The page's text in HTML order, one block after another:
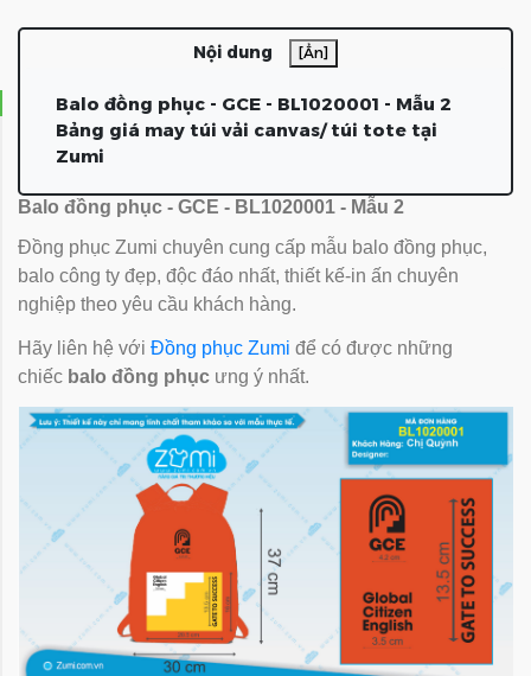
Nội dung [Ẩn]
Balo đồng phục - GCE - BL1020001 - Mẫu 2
Bảng giá may túi vải canvas/ túi tote tại
Zumi
Balo đồng phục - GCE - BL1020001 - Mẫu 2
Đồng phục Zumi chuyên cung cấp mẫu balo đồng phục,
balo công ty đẹp, độc đáo nhất, thiết kế-in ấn chuyên
nghiệp theo yêu cầu khách hàng.
Hãy liên hệ với Đồng phục Zumi để có được những
chiếc balo đồng phục ưng ý nhất.